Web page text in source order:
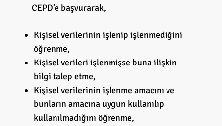
CEPD’e başvurarak,
Kişisel verilerinin işlenip işlenmediğini
öğrenme,
Kişisel verileri işlenmişse buna ilişkin
bilgi talep etme,
Kişisel verilerinin işlenme amacını ve
bunların amacına uygun kullanılıp
kullanılmadığını öğrenme,